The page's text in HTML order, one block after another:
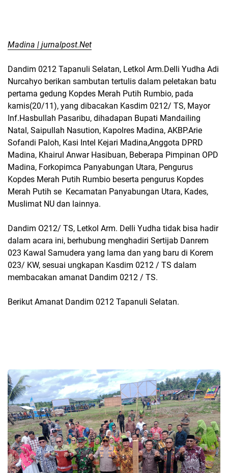
Madina | jurnalpost.Net
Dandim 0212 Tapanuli Selatan, Letkol Arm.Delli Yudha Adi
Nurcahyo berikan sambutan tertulis dalam peletakan batu
pertama gedung Kopdes Merah Putih Rumbio, pada
kamis(20/11), yang dibacakan Kasdim 0212/ TS, Mayor
Inf.Hasbullah Pasaribu, dihadapan Bupati Mandailing
Natal, Saipullah Nasution, Kapolres Madina, AKBP.Arie
Sofandi Paloh, Kasi Intel Kejari Madina,Anggota DPRD
Madina, Khairul Anwar Hasibuan, Beberapa Pimpinan OPD
Madina, Forkopimca Panyabungan Utara, Pengurus
Kopdes Merah Putih Rumbio beserta pengurus Kopdes
Merah Putih se Kecamatan Panyabungan Utara, Kades,
Muslimat NU dan lainnya.
Dandim O212/ TS, Letkol Arm. Delli Yudha tidak bisa hadir
dalam acara ini, berhubung menghadiri Sertijab Danrem
023 Kawal Samudera yang lama dan yang baru di Korem
023/ KW, sesuai ungkapan Kasdim 0212 / TS dalam
membacakan amanat Dandim 0212 / TS.
Berikut Amanat Dandim 0212 Tapanuli Selatan.